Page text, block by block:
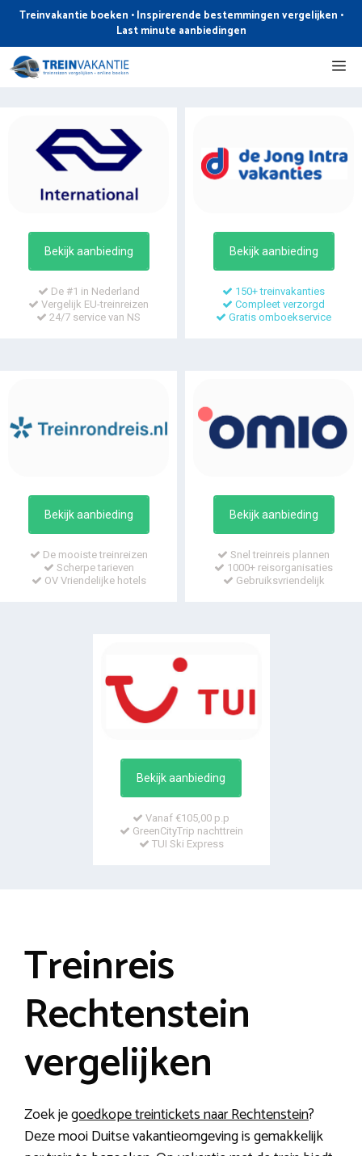
de
inhoud
Treinvakantie boeken • Inspirerende bestemmingen vergelijken •
Last minute aanbiedingen
Bekijk aanbieding
De #1 in Nederland
Vergelijk EU-treinreizen
24/7 service van NS
Bekijk aanbieding
150+ treinvakanties
Compleet verzorgd
Gratis omboekservice
Bekijk aanbieding
De mooiste treinreizen
Scherpe tarieven
OV Vriendelijke hotels
Bekijk aanbieding
Snel treinreis plannen
1000+ reisorganisaties
Gebruiksvriendelijk
Bekijk aanbieding
Vanaf €105,00 p.p
GreenCityTrip nachttrein
TUI Ski Express
Treinreis
Rechtenstein
vergelijken
Zoek jegoedkope treintickets naar Rechtenstein?
Deze mooi Duitse vakantieomgeving is gemakkelijk